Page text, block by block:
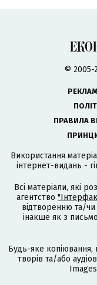
© 2005-
ПРАВИЛА
Використання
інтернет-видань -
Всі матеріали, які
агентство
відтворенню та/
інакше як з
Будь-яке копіювання,
творів та/або